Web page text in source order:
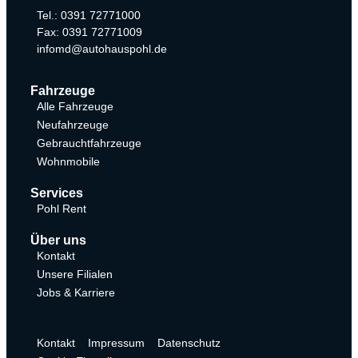
Tel.: 0391 72771000
Fax: 0391 72771009
infomd@autohauspohl.de
Fahrzeuge
Alle Fahrzeuge
Neufahrzeuge
Gebrauchtfahrzeuge
Wohnmobile
Services
Pohl Rent
Über uns
Kontakt
Unsere Filialen
Jobs & Karriere
Kontakt Impressum
Datenschutz